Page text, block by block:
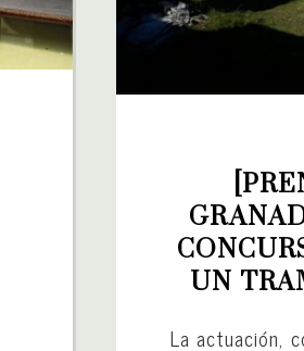
UN
La actuación,